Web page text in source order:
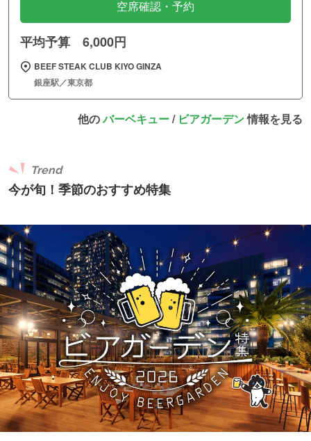
空席確認・予約
平均予算 6,000円
BEEF STEAK CLUB KIYO GINZA
銀座駅／東京都
他のバーベキュー/ ビアガーデン情報を見る
今が旬！季節のおすすめ特集
Trend